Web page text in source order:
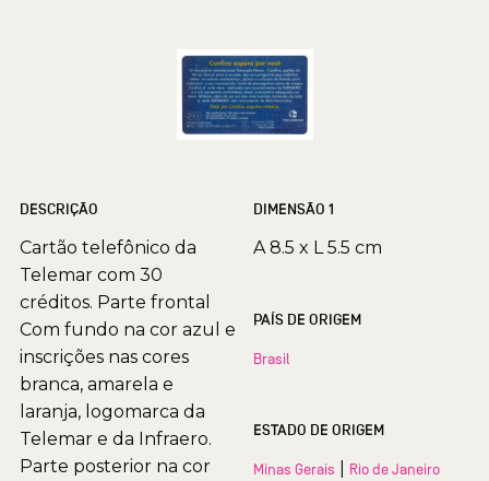
DESCRIÇÃO
Cartão telefônico da
Telemar com 30
créditos. Parte frontal
Com fundo na cor azul e
inscrições nas cores
branca, amarela e
laranja, logomarca da
Telemar e da Infraero.
Parte posterior na cor
DIMENSÃO 1
A 8.5 x L 5.5 cm
PAÍS DE ORIGEM
Brasil
ESTADO DE ORIGEM
Minas Gerais Rio de Janeiro